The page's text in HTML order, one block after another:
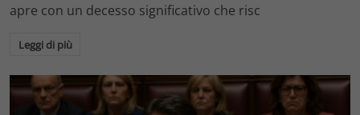
apre con un decesso significativo che risc
Leggi di più